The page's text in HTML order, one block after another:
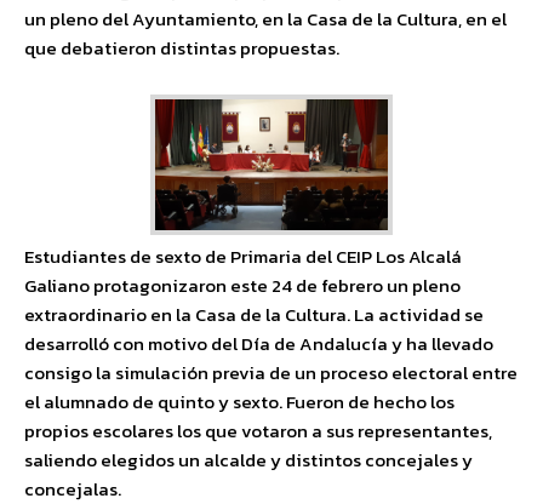
un pleno del Ayuntamiento, en la Casa de la Cultura, en el
que debatieron distintas propuestas.
Estudiantes de sexto de Primaria del CEIP Los Alcalá
Galiano protagonizaron este 24 de febrero un pleno
extraordinario en la Casa de la Cultura. La actividad se
desarrolló con motivo del Día de Andalucía y ha llevado
consigo la simulación previa de un proceso electoral entre
el alumnado de quinto y sexto. Fueron de hecho los
propios escolares los que votaron a sus representantes,
saliendo elegidos un alcalde y distintos concejales y
concejalas.